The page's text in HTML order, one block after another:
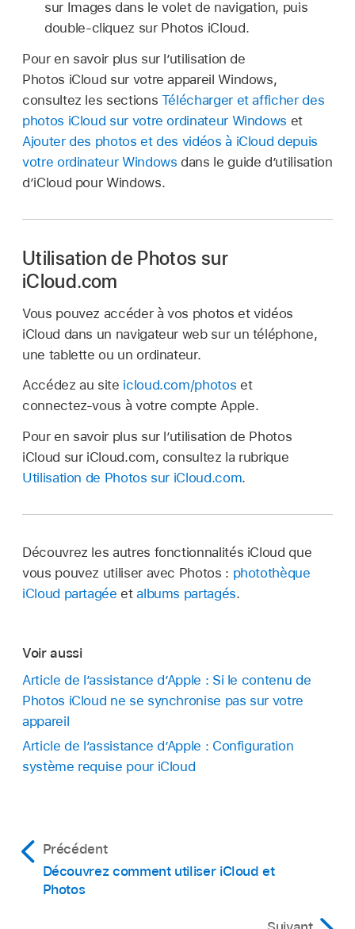
sur Images dans le volet de navigation, puis
double‑cliquez sur Photos iCloud.
Pour en savoir plus sur l’utilisation de
Photos iCloud sur votre appareil Windows,
consultez les sections Télécharger et afficher des
photos iCloud sur votre ordinateur Windows et
Ajouter des photos et des vidéos à iCloud depuis
votre ordinateur Windows dans le guide d’utilisation
d’iCloud pour Windows.
Utilisation de Photos sur
iCloud.com
Vous pouvez accéder à vos photos et vidéos
iCloud dans un navigateur web sur un téléphone,
une tablette ou un ordinateur.
Accédez au site icloud.com/photos et
connectez‑vous à votre compte Apple.
Pour en savoir plus sur l’utilisation de Photos
iCloud sur iCloud.com, consultez la rubrique
Utilisation de Photos sur iCloud.com.
Découvrez les autres fonctionnalités iCloud que
vous pouvez utiliser avec Photos : photothèque
iCloud partagée etalbums partagés.
Voir aussi
Article de l’assistance d’Apple : Si le contenu de
Photos iCloud ne se synchronise pas sur votre
appareil
Article de l’assistance d’Apple : Configuration
système requise pour iCloud
Précédent
Découvrez comment utiliser iCloud et
Photos